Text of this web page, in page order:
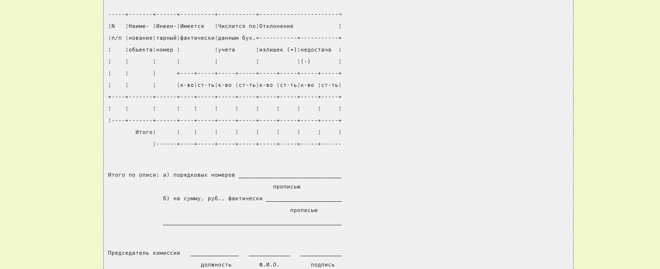
-----+-------+------+----------+-----------+-----------------------¬
¦N   ¦Наиме- ¦Инвен-¦Имеется   ¦Числится по¦Отклонение             ¦
¦п/п ¦нование¦тарный¦фактически¦данным бух.+-----------+-----------+
¦    ¦объекта¦номер ¦          ¦учета      ¦излишек (+)¦недостача  ¦
¦    ¦       ¦      ¦          ¦           ¦           ¦(-)        ¦
¦    ¦       ¦      +----+-----+-----+-----+-----+-----+-----+-----+
¦    ¦       ¦      ¦к-во¦ст-ть¦к-во ¦ст-ть¦к-во ¦ст-ть¦к-во ¦ст-ть¦
+----+-------+------+----+-----+-----+-----+-----+-----+-----+-----+
¦    ¦       ¦      ¦    ¦     ¦     ¦     ¦     ¦     ¦     ¦     ¦
¦----+-------+------+----+-----+-----+-----+-----+-----+-----+-----+
        Итого¦      ¦    ¦     ¦     ¦     ¦     ¦     ¦     ¦     ¦
             ¦------+----+-----+-----+-----+-----+-----+-----+------
Итого по описи: а) порядковых номеров ______________________________
                                                прописью
                б) на сумму, руб., фактически ______________________
                                                     прописью
Председатель комиссии   ______________   ____________   ____________
                           должность        Ф.И.О.         подпись